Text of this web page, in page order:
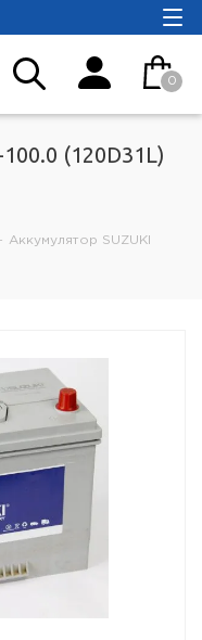
0
(120D31L)
- Аккумулятор SUZUKI